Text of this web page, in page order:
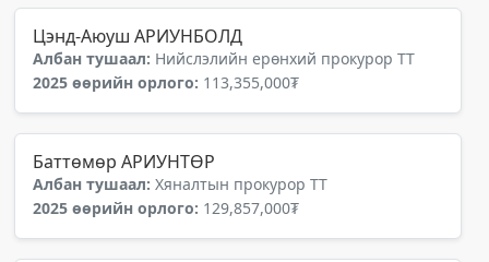
Цэнд-Аюуш АРИУНБОЛД
Албан тушаал: Нийслэлийн ерөнхий прокурор ТТ
2025 өөрийн орлого: 113,355,000₮
Баттөмөр АРИУНТӨР
Албан тушаал: Хяналтын прокурор ТТ
2025 өөрийн орлого: 129,857,000₮